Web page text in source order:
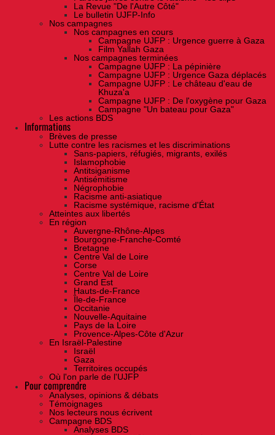
La Revue "De l'Autre Côté"
Le bulletin UJFP-Info
Nos campagnes
Nos campagnes en cours
Campagne UJFP : Urgence guerre à Gaza
Film Yallah Gaza
Nos campagnes terminées
Campagne UJFP : La pépinière
Campagne UJFP : Urgence Gaza déplacés
Campagne UJFP : Le château d'eau de
Khuza'a
Campagne UJFP : De l'oxygène pour Gaza
Campagne "Un bateau pour Gaza"
Les actions BDS
Informations
Brèves de presse
Lutte contre les racismes et les discriminations
Sans-papiers, réfugiés, migrants, exilés
Islamophobie
Antitsiganisme
Antisémitisme
Négrophobie
Racisme anti-asiatique
Racisme systémique, racisme d'État
Atteintes aux libertés
En région
Auvergne-Rhône-Alpes
Bourgogne-Franche-Comté
Bretagne
Centre Val de Loire
Corse
Centre Val de Loire
Grand Est
Hauts-de-France
Île-de-France
Occitanie
Nouvelle-Aquitaine
Pays de la Loire
Provence-Alpes-Côte d'Azur
En Israël-Palestine
Israël
Gaza
Territoires occupés
Où l'on parle de l'UJFP
Pour comprendre
Analyses, opinions & débats
Témoignages
Nos lecteurs nous écrivent
Campagne BDS
Analyses BDS